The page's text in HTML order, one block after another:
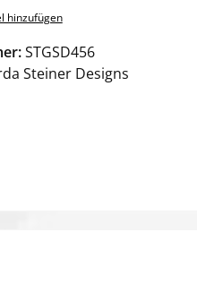
hinzufügen
STGSD456
Steiner Designs